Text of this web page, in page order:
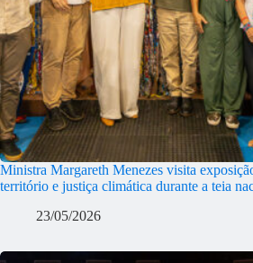
Ministra Margareth Menezes visita
território e justiça climática durante a teia
23/05/2026